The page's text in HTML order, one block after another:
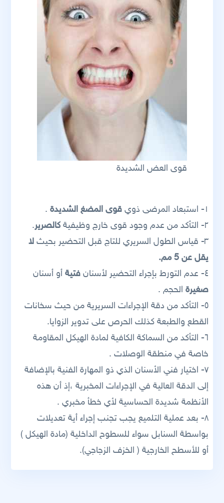
قوى العض الشديدة
١- استبعاد المرضى ذوي قوى المضغ الشديدة .
٢- التأكد من عدم وجود قوى خارج وظيفية
كالصرير.
٣- قياس الطول السريري للتاج قبل التحضير بحيث
لا
يقل عن 5 مم.
٤- عدم التورط بإجراء التحضير لأسنان
فتية أو أسنان
صغيرة الحجم .
٥- التأكد من دقة الإجراءات السريرية من حيث سخانات
القطع والطبعة كذلك الحرص على تدوير الزوايا.
٦- التأكد من السماكة الكافية لمادة الهيكل المقاومة
خاصة في منطقة الوصلات .
٧- اختيار فني الأسنان الذي ذو المهارة الفنية بالإضافة
إلى الدقة العالية في الإجراءات المخبرية ،إذ أن هذه
الأنظمة شديدة الحساسية لأي خطأ مخبري .
٨- بعد عملية التلميع يجب تجنب إجراء أية تعديلات
بواسطة السنابل سواء للسطوح الداخلية (مادة الهيكل )
أو للأسطح الخارجية ( الخزف الزجاجي).